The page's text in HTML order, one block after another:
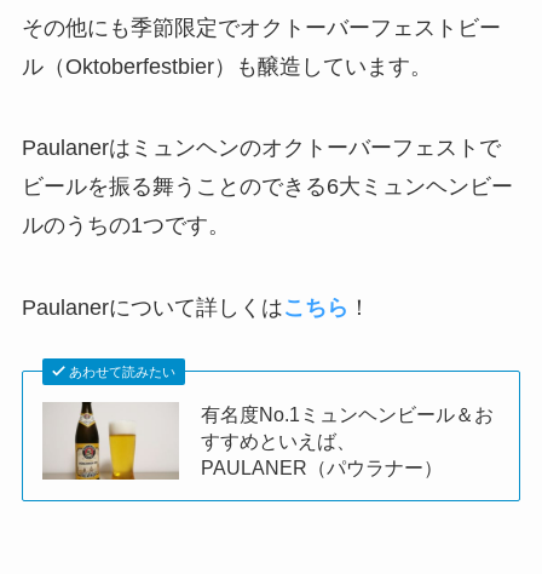
その他にも季節限定でオクトーバーフェストビー
ル（Oktoberfestbier）も醸造しています。
Paulanerはミュンヘンのオクトーバーフェストで
ビールを振る舞うことのできる6大ミュンヘンビー
ルのうちの1つです。
Paulanerについて詳しくはこちら ！
あわせて読みたい
有名度No.1ミュンヘンビール＆お
すすめといえば、
PAULANER（パウラナー）